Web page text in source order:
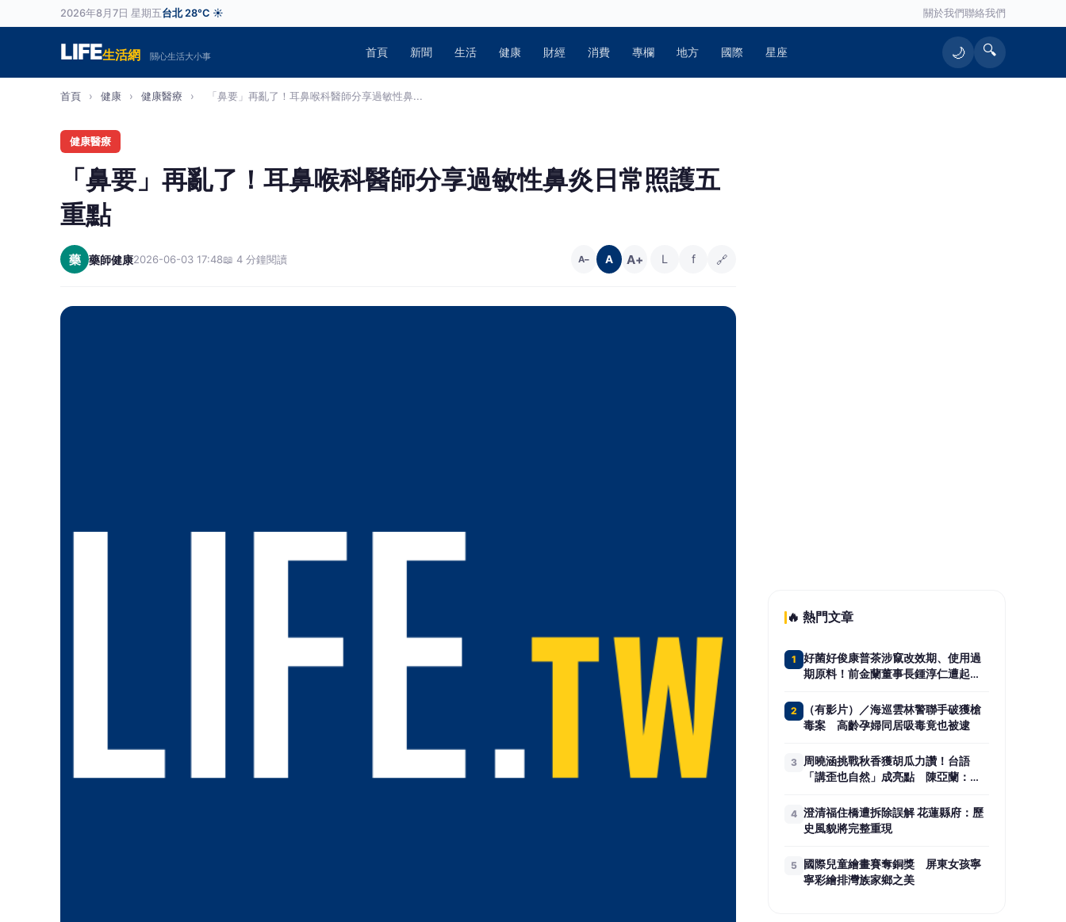
2026年8月7日 星期五台北 28°C ☀️ 關於我們聯絡我們
LIFE生活網 關心生活大小事 首頁 新聞 生活 健康 財經 消費 專欄 地方 國際 星座 🌙 🔍
首頁 › 健康 › 健康醫療 › 「鼻要」再亂了！耳鼻喉科醫師分享過敏性鼻...
健康醫療
「鼻要」再亂了！耳鼻喉科醫師分享過敏性鼻炎日常照護五
重點
藥 藥師健康2026-06-03 17:48📖 4 分鐘閱讀 A− A A+ L f 🔗
🔥 熱門文章
1
好菌好俊康普茶涉竄改效期、使用過
期原料！前金蘭董事長鍾淳仁遭起
元犯罪所得
2
（有影片）／海巡雲林警聯手破獲槍
毒案 高齡孕婦同居吸毒竟也被逮
3 周曉涵挑戰秋香獲胡瓜力讚！台語
「講歪也自然」成亮點 陳亞蘭：她
4 澄清福住橋遭拆除誤解 花蓮縣府：歷
史風貌將完整重現
5
國際兒童繪畫賽奪銅獎 屏東女孩寧
寧彩繪排灣族家鄉之美